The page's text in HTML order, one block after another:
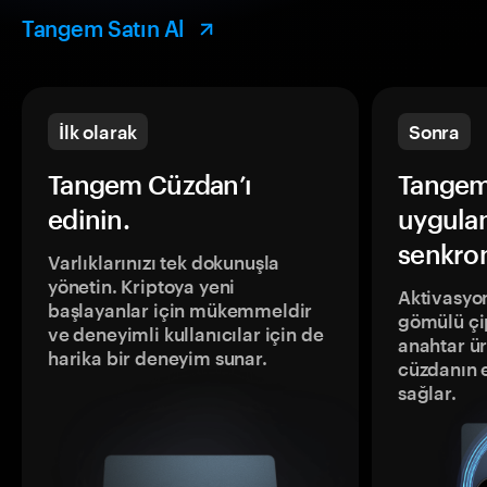
Tangem Satın Al
İlk olarak
Tangem Cüzdan’ı
edinin.
Varlıklarınızı tek dokunuşla
yönetin. Kriptoya yeni
başlayanlar için mükemmeldir
ve deneyimli kullanıcılar için de
harika bir deneyim sunar.
Sonra
gömülü
anahtar
sağlar.